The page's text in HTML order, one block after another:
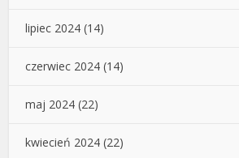
lipiec 2024 (14)
czerwiec 2024 (14)
maj 2024 (22)
kwiecień 2024 (22)